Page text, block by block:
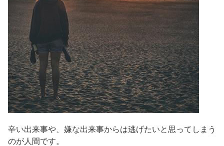
辛い出来事や、嫌な出来事からは逃げたいと思ってしまう
のが人間です。